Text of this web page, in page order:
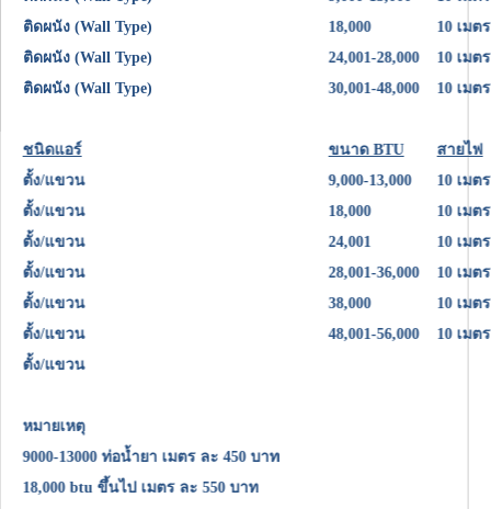
ติดผนัง (Wall Type)
18,000
10 เม
ติดผนัง (Wall Type)
24,001-28,000
10 เม
ติดผนัง (Wall Type)
30,001-48,000 10 เม
ชนิดแอร์ ขนาด BTU
สายไ
ตั้ง/แขวน
9,000-13,000
10 เม
ตั้ง/แขวน
18,000
10 เม
ตั้ง/แขวน
24,001
10 เม
ตั้ง/แขวน
28,001-36,000
10 เม
ตั้ง/แขวน
38,000
10 เม
ตั้ง/แขวน
48,001-56,000
10 เม
ตั้ง/แขวน
หมายเหตุ
9000-13000 ท่อน้ำยา เมตร ละ 450 บาท
18,000 btu ขึ้นไป เมตร ละ 550 บาท